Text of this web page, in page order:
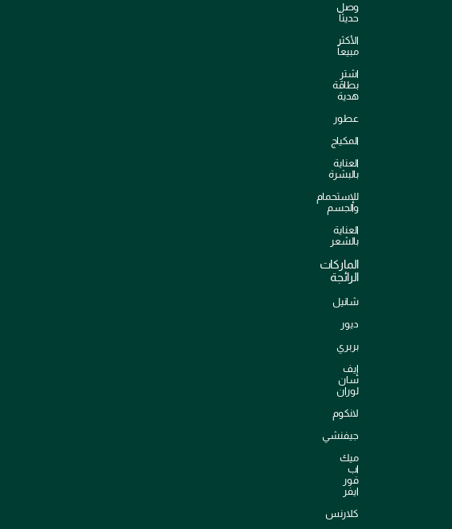
وصل
حديثاً
الأكثر
مبيعاً
اشترِ
بطاقة
هدية
عطور
المكياج
العناية
بالبشرة
للإستحمام
والجسم
العناية
بالشعر
الماركات
الرائجة
شانيل
ديور
بربري
إيف
سان
لوران
لانكوم
جيفنشي
ميك
اب
فور
ايفر
كلارنس